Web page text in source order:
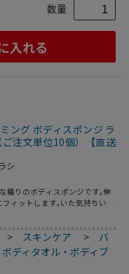
数量
入れる
ング ボディスポンジ ラ
注文単位10個）【直送
シ
織りのボディスポンジです｡伸
ィットします｡いた気持ちいい
ャリ感があります｡豊かな泡立
を入れて持ちやすいバンドが
保管するのに便利な赤いリボ
> スキンケア > バ
ボディタオル・ボディブ